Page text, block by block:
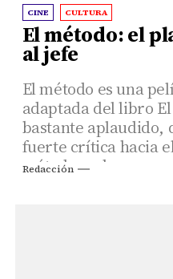
CINE CULTURA
El método: el
al jefe
El método es una
adaptada del libro
bastante aplaudido,
fuerte crítica hacia
método podemos ver
Redacción